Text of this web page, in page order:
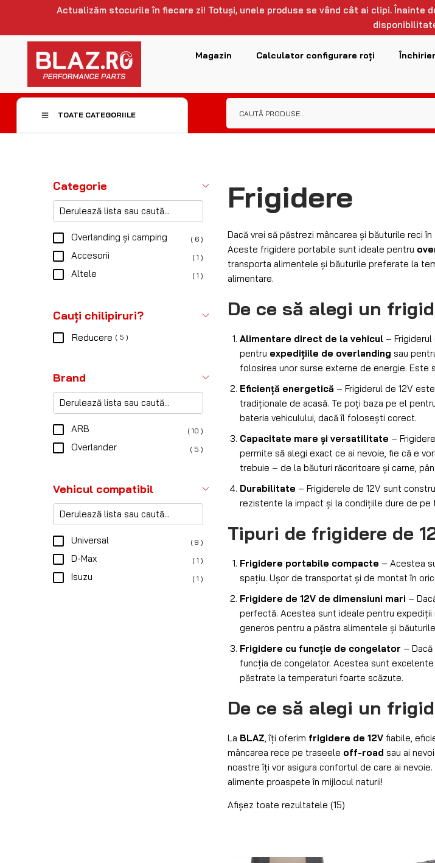
Actualizăm stocurile în fiecare zi! Totuși, unele produse se vând cât ai clipi. Înainte
Magazin Calculator configurare roți
TOATE CATEGORIILE
Frigidere
Dacă vrei să păstrezi mâncarea și băuturile reci
Aceste frigidere portabile sunt ideale pentru
transporta alimentele și băuturile preferate la
alimentare.
De ce să alegi un
Alimentare direct de la vehicul –
pentru expedițiile de overlanding sau
folosirea unor surse externe de energie. Este
Eficiență energetică – Frigiderul de 12V
tradiționale de acasă. Te poți baza pe el
bateria vehiculului, dacă îl folosești corect.
Capacitate mare și versatilitate –
permite să alegi exact ce ai nevoie, fie că e
trebuie – de la băuturi răcoritoare și carne,
Durabilitate – Frigiderele de 12V sunt
rezistente la impact și la condițiile dure de pe
Tipuri de frigidere de
Frigidere portabile compacte – Acestea
spațiu. Ușor de transportat și de montat în
Frigidere de 12V de dimensiuni mari –
perfectă. Acestea sunt ideale pentru expediții
generos pentru a păstra alimentele și
Frigidere cu funcție de congelator –
funcția de congelator. Acestea sunt
păstrate la temperaturi foarte scăzute.
De ce să alegi un
La BLAZ , îți oferim frigidere de 12V fiabile,
mâncarea rece pe traseele off-road sau ai
noastre îți vor asigura confortul de care ai
alimente proaspete în mijlocul naturii!
Afișez toate rezultatele (15)
Categorie
Overlanding și camping ( 6 )
Accesorii ( 1 )
Altele ( 1 )
Cauți chilipiruri?
Reducere ( 5 )
Brand
ARB ( 10 )
Overlander ( 5 )
Vehicul compatibil
Universal ( 9 )
D-Max ( 1 )
Isuzu ( 1 )